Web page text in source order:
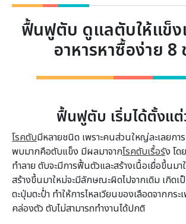
ฟื้นฟูตับ ดูแลตับให้แข็ง
อาหารหาซื้อง่าย 8
ฟื้นฟูตับ เริ่มได้ตั้งแ
โรคตับมีหลายชนิด เพราะคนส่วนใหญ่ละเลยก
พบมากคือตับแข็ง มีผลมาจากโรคตับเรื้อรัง โด
ทำลาย ตับจะมีการฟื้นตัวและสร้างเนื้อเยื่อขึ้นม
สร้างขึ้นมาใหม่จะมีลักษณะผิดไปจากเดิม เกิด
ตะปุ่มตะป่ำ ทำให้การไหลเวียนของเลือดจากกระ
คล่องตัว ตับไม่สามารถทำงานได้ปกติ